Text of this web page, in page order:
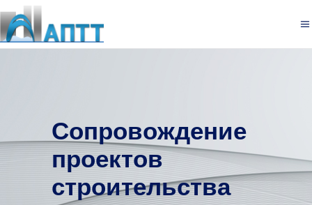
Сопровождение
проектов
строительства